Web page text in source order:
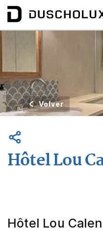
Volver
Hôtel Lou
Hôtel Lou Calen